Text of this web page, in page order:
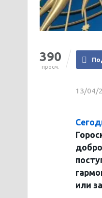
390
просм.
13/04/
или